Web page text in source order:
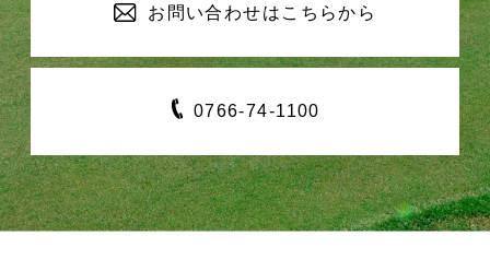
お問い合わせは こちらから
0766-74-1100